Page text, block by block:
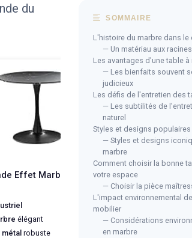
du
Effet Marbre Noir 90
élégant
robuste
doré
＋ Elégant
＋ Pratique:
＋
SOMMAIRE
L'histoire du marbre dans
— Un matériau aux
Les avantages d'une table
— Les bienfaits souvent
judicieux
Les défis de l'entretien des
— Les subtilités de
naturel
Styles et designs
— Styles et designs
marbre
Comment choisir la bonne
votre espace
— Choisir la pièce
L'impact environnemental
mobilier
— Considérations
en marbre